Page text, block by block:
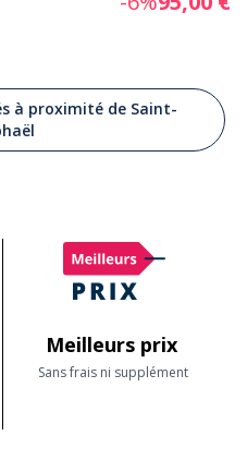
à proximité de Saint-
Meilleurs prix
Sans frais ni supplément